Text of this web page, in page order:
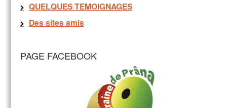
QUELQUES TEMOIGNAGES
Des sites amis
PAGE FACEBOOK